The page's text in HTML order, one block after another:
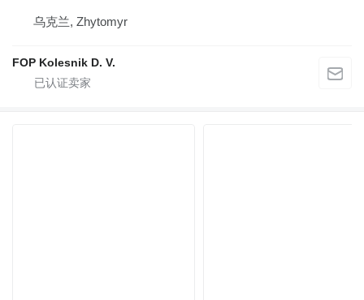
乌克兰, Zhytomyr
FOP Kolesnik D. V.